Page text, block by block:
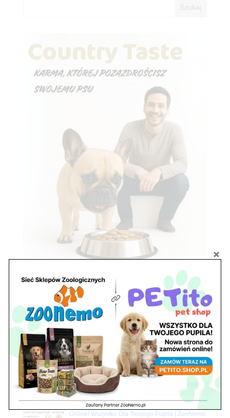
Zobacz również
Z Życia Sklepu
Ryby akwariowe Legionowo i Nowy Dwór
Mazowiecki – Sklep ZooNemo
Z Życia Sklepu
Stwórz podwodne arcydzieło: Najpiękniejsze
rośliny akwariowe w ZooNemo – Legionowo i
Nowy Dwór Mazowiecki
Upały wracają! Zadbaj o komfort swojego pupila
z matami chłodzącymi ZooNemo
Petito Pet Shop – Internetowy Sklep Zoologiczny
Online! Wszystko Dla Twojego Pupila | ZooNemo